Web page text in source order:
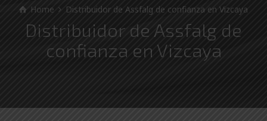
Home Distribuidor de Assfalg de confianza en Vizcaya
Distribuidor de Assfalg de
confianza en Vizcaya